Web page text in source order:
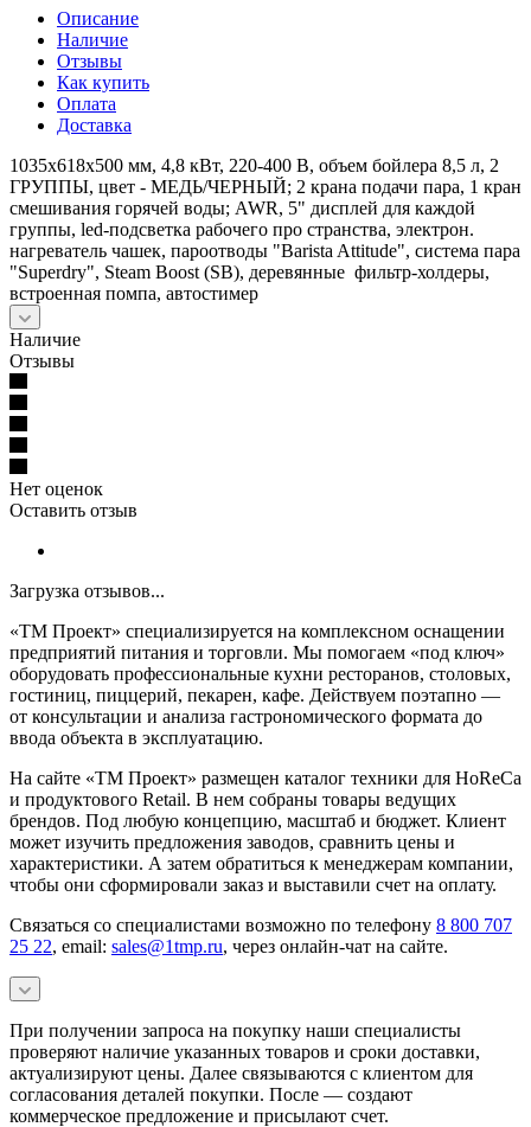
Описание
Наличие
Отзывы
Как купить
Оплата
Доставка
1035x618x500 мм, 4,8 кВт, 220-400 В, объем бойлера 8,5 л, 2
ГРУППЫ, цвет - МЕДЬ/ЧЕРНЫЙ; 2 крана подачи пара, 1 кран
смешивания горячей воды; AWR, 5" дисплей для каждой
группы, led-подсветка рабочего про странства, электрон.
нагреватель чашек, пароотводы "Barista Attitude", система пара
"Superdry", Steam Boost (SB), деревянные фильтр-холдеры,
встроенная помпа, автостимер
Наличие
Отзывы
Нет оценок
Оставить отзыв
Загрузка отзывов...
«ТМ Проект» специализируется на комплексном оснащении
предприятий питания и торговли. Мы помогаем «под ключ»
оборудовать профессиональные кухни ресторанов, столовых,
гостиниц, пиццерий, пекарен, кафе. Действуем поэтапно —
от консультации и анализа гастрономического формата до
ввода объекта в эксплуатацию.
На сайте «ТМ Проект» размещен каталог техники для HoReCa
и продуктового Retail. В нем собраны товары ведущих
брендов. Под любую концепцию, масштаб и бюджет. Клиент
может изучить предложения заводов, сравнить цены и
характеристики. А затем обратиться к менеджерам компании,
чтобы они сформировали заказ и выставили счет на оплату.
Связаться со специалистами возможно по телефону 8 800 707
25 22, email: sales@1tmp.ru, через онлайн-чат на сайте.
При получении запроса на покупку наши специалисты
проверяют наличие указанных товаров и сроки доставки,
актуализируют цены. Далее связываются с клиентом для
согласования деталей покупки. После — создают
коммерческое предложение и присылают счет.